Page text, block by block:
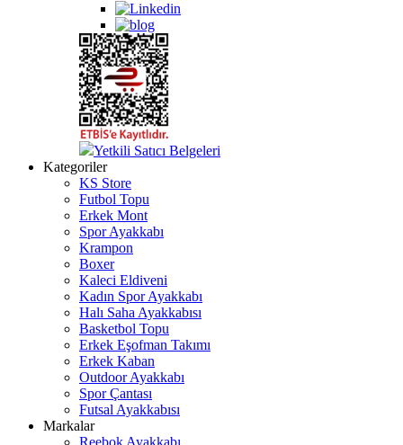
Yetkili Satıcı Belgeleri
Kategoriler
KS Store
Futbol Topu
Erkek Mont
Spor Ayakkabı
Krampon
Boxer
Kaleci Eldiveni
Kadın Spor Ayakkabı
Halı Saha Ayakkabısı
Basketbol Topu
Erkek Eşofman Takımı
Erkek Kaban
Outdoor Ayakkabı
Spor Çantası
Futsal Ayakkabısı
Markalar
Reebok Ayakkabı